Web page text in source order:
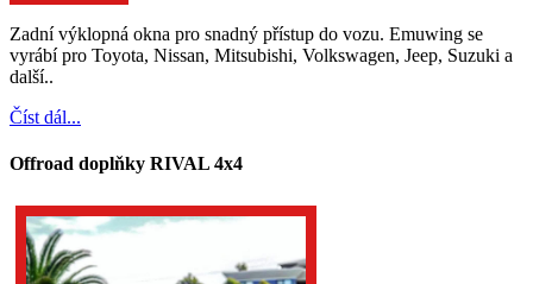
Zadní výklopná okna pro snadný přístup do vozu. Emuwing se
vyrábí pro Toyota, Nissan, Mitsubishi, Volkswagen, Jeep, Suzuki a
další..
Číst dál...
Offroad doplňky RIVAL 4x4